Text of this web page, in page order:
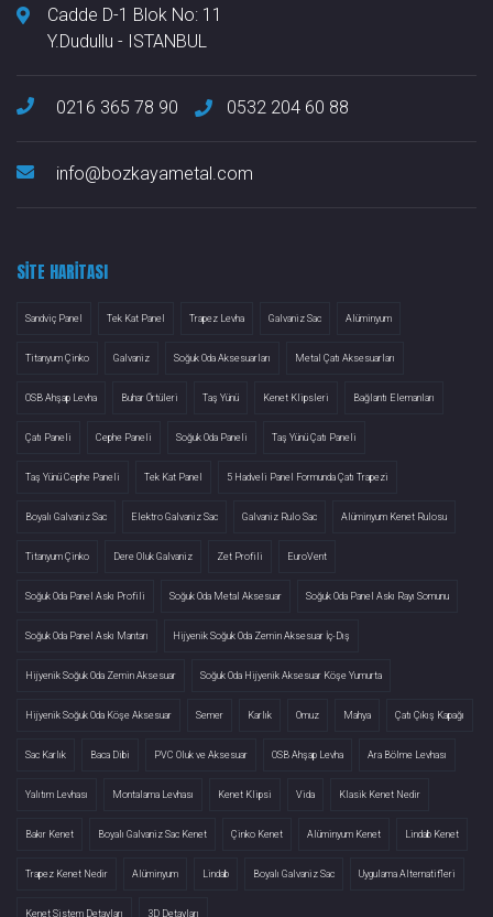
Cadde D-1 Blok No: 11
Y.Dudullu - ISTANBUL
0216 365 78 90 0532 204 60 88
info@bozkayametal.com
SITE HARITASI
Sandviç Panel Tek Kat Panel Trapez Levha Galvaniz Sac Alüminyum
Titanyum Çinko Galvaniz Soğuk Oda Aksesuarları Metal Çatı Aksesuarları
OSB Ahşap Levha Buhar Örtüleri Taş Yünü Kenet Klipsleri Bağlantı Elemanları
Çatı Paneli Cephe Paneli Soğuk Oda Paneli Taş Yünü Çatı Paneli
Taş Yünü Cephe Paneli Tek Kat Panel 5 Hadveli Panel Formunda Çatı Trapezi
Boyalı Galvaniz Sac Elektro Galvaniz Sac Galvaniz Rulo Sac Alüminyum Kenet Rulosu
Titanyum Çinko Dere Oluk Galvaniz Zet Profili EuroVent
Soğuk Oda Panel Askı Profili Soğuk Oda Metal Aksesuar Soğuk Oda Panel Askı Rayı Somunu
Soğuk Oda Panel Askı Mantarı Hijyenik Soğuk Oda Zemin Aksesuar İç-Dış
Hijyenik Soğuk Oda Zemin Aksesuar Soğuk Oda Hijyenik Aksesuar Köşe Yumurta
Hijyenik Soğuk Oda Köşe Aksesuar Semer Karlık Omuz Mahya Çatı Çıkış Kapağı
Sac Karlık Baca Dibi PVC Oluk ve Aksesuar OSB Ahşap Levha Ara Bölme Levhası
Yalıtım Levhası Montalama Levhası Kenet Klipsi Vida Klasik Kenet Nedir
Bakır Kenet Boyalı Galvaniz Sac Kenet Çinko Kenet Alüminyum Kenet Lindab Kenet
Trapez Kenet Nedir Alüminyum Lindab Boyalı Galvaniz Sac Uygulama Alternatifleri
Kenet Sistem Detayları 3D Detayları